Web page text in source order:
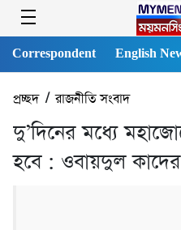
Correspondent English
প্রচ্ছদ/রাজনীতি সংবাদ
দু’দিনের মধ্যে
হবে : ওবায়দুল কাদের